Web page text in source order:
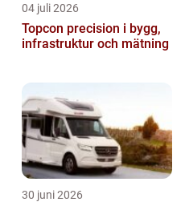
04 juli 2026
Topcon precision i bygg,
infrastruktur och mätning
30 juni 2026